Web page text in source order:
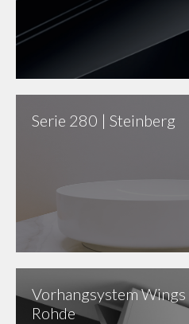
Serie 280 | Steinberg
Vorhangsystem
Rohde